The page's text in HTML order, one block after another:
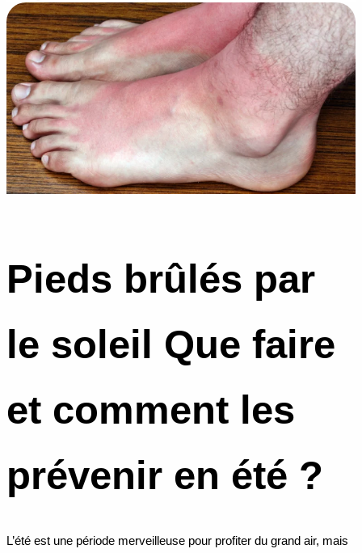
Pieds brûlés par
le soleil Que faire
et comment les
prévenir en été ?
L’été est une période merveilleuse pour profiter du grand air, mais